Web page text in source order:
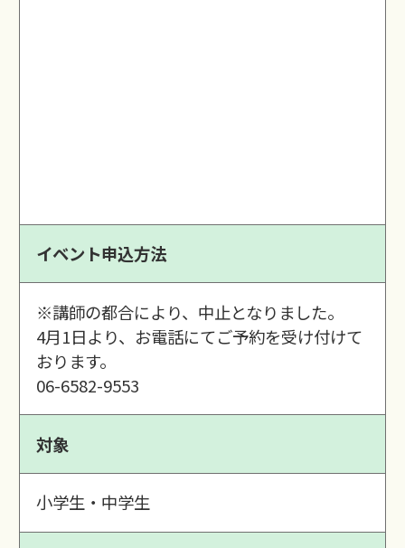
イベント申込方法
※講師の都合により、中止となりました。
4月1日より、お電話にてご予約を受け付けて
おります。
06-6582-9553
対象
小学生・中学生